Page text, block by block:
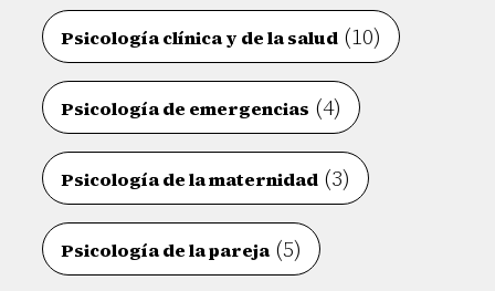
Psicología clínica y de la salud (10)
Psicología de emergencias (4)
Psicología de la maternidad (3)
Psicología de la pareja(5)